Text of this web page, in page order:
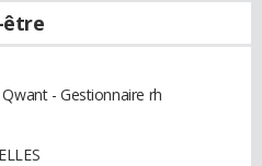
être
- Gestionnaire rh